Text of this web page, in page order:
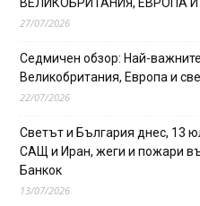
27/07/2026
Седмичен обзор: Най-
Великобритания, Европа и
22/07/2026
Светът и България днес, 13
САЩ и Иран, жеги и пожари
Банкок
13/07/2026